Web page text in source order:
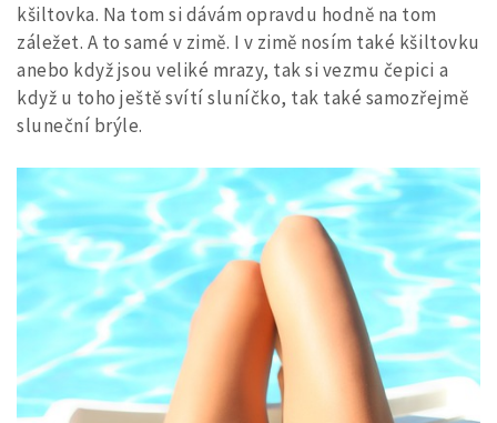
kšiltovka. Na tom si dávám opravdu hodně na tom
záležet. A to samé v zimě. I v zimě nosím také kšiltovku
anebo když jsou veliké mrazy, tak si vezmu čepici a
když u toho ještě svítí sluníčko, tak také samozřejmě
sluneční brýle.